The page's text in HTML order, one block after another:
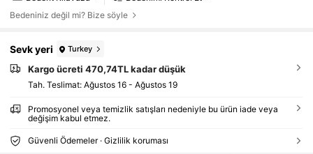
Bedeniniz değil mi? Bize söyle
Sevk yeri Turkey
Kargo ücreti 470,74TL kadar düşük
Tah. Teslimat: Ağustos 16 - Ağustos 19
Promosyonel veya temizlik satışları nedeniyle bu ürün iade veya
değişim kabul etmez.
Güvenli Ödemeler · Gizlilik koruması